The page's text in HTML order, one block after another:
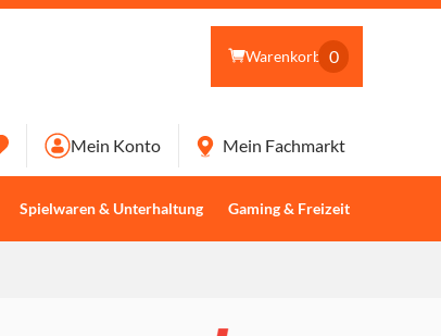
Warenkorb 0
Spielwaren & Unterhaltung Gaming & Freizeit
Mein Konto Mein Fachmarkt